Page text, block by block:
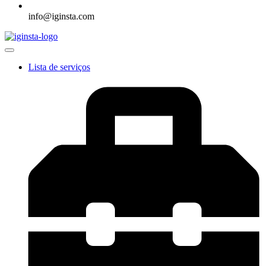
info@iginsta.com
Lista de serviços